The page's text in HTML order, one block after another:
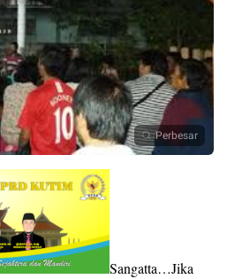
Perbesar
Sangatta…Jika